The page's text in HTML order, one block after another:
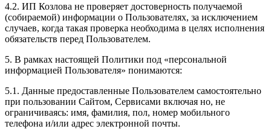
4.2. ИП Козлова не проверяет достоверность получаемой
(собираемой) информации о Пользователях, за исключением
случаев, когда такая проверка необходима в целях исполнения
обязательств перед Пользователем.
5. В рамках настоящей Политики под «персональной
информацией Пользователя» понимаются:
5.1. Данные предоставленные Пользователем самостоятельно
при пользовании Сайтом, Сервисами включая но, не
ограничиваясь: имя, фамилия, пол, номер мобильного
телефона и/или адрес электронной почты.